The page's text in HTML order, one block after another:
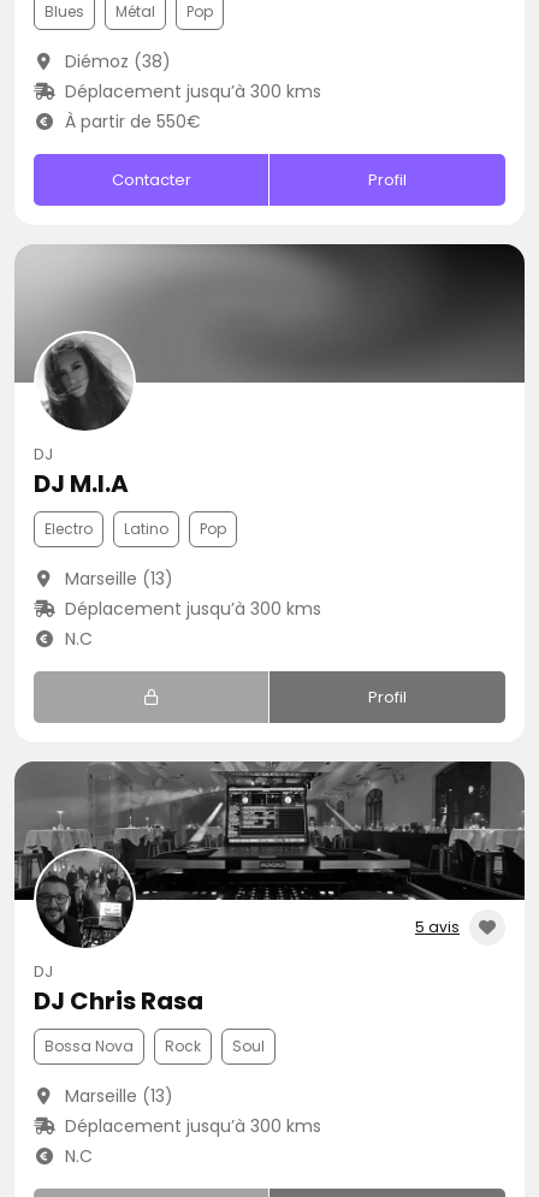
Blues Métal Pop
Diémoz (38)
Déplacement jusqu’à 300 kms
À partir de 550€
Contacter Profil
DJ
DJ M.I.A
Electro Latino Pop
Marseille (13)
Déplacement jusqu’à 300 kms
N.C
Profil
5 avis
DJ
DJ Chris Rasa
Bossa Nova Rock Soul
Marseille (13)
Déplacement jusqu’à 300 kms
N.C